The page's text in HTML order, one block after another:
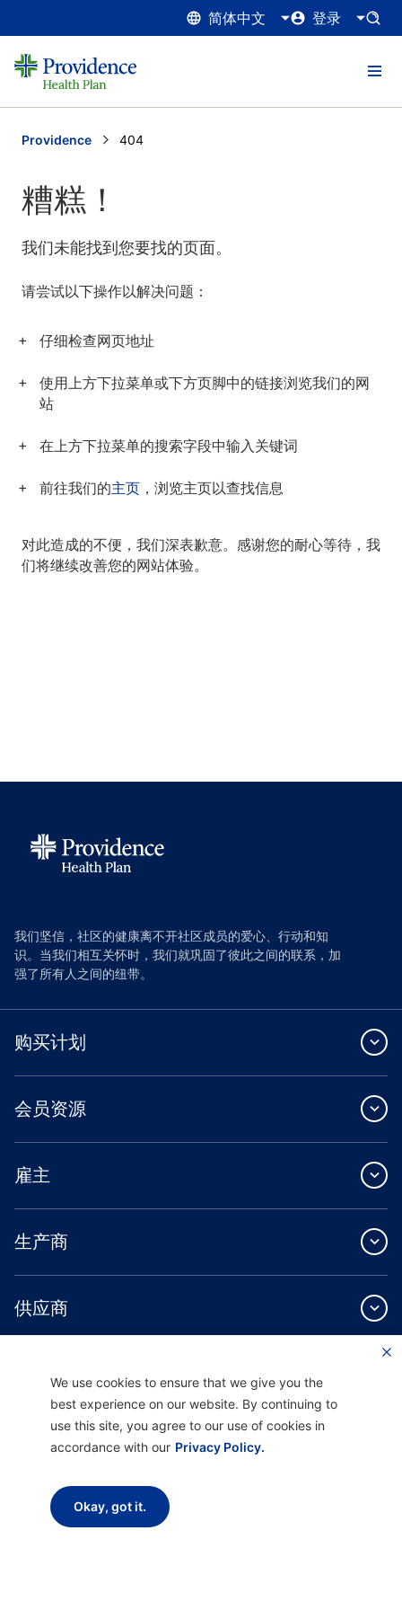
简体中文 登录
Providence Current:
404
糟糕！
我们未能找到您要找的页面。
请尝试以下操作以解决问题：
仔细检查网页地址
使用上方下拉菜单或下方页脚中的链接浏览我们的网
站
在上方下拉菜单的搜索字段中输入关键词
前往我们的主页 ，浏览主页以查找信息
对此造成的不便，我们深表歉意。感谢您的耐心等待，我
们将继续改善您的网站体验。
我们坚信，社区的健康离不开社区成员的爱心、行动和知
识。当我们相互关怀时，我们就巩固了彼此之间的联系，加
强了所有人之间的纽带。
购买计划
会员资源
雇主
生产商
供应商
关于我们
Providence Health Plan 提供商业团体、个人健康保障和 ASO 服务。
Providence Health Assurance 是一家 HMO、HMO-POS 和 HMO SNP，与
We use cookies to ensure that we give you the
best experience on our website. By continuing to
use this site, you agree to our use of cookies in
accordance with our Privacy Policy.
Okay, got it.